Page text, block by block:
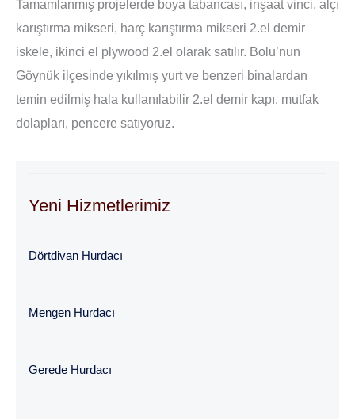
Tamamlanmış projelerde boya tabancası, inşaat vinci, alçı
karıştırma mikseri, harç karıştırma mikseri 2.el demir
iskele, ikinci el plywood 2.el olarak satılır. Bolu’nun
Göynük ilçesinde yıkılmış yurt ve benzeri binalardan
temin edilmiş hala kullanılabilir 2.el demir kapı, mutfak
dolapları, pencere satıyoruz.
Yeni Hizmetlerimiz
Dörtdivan Hurdacı
Mengen Hurdacı
Gerede Hurdacı